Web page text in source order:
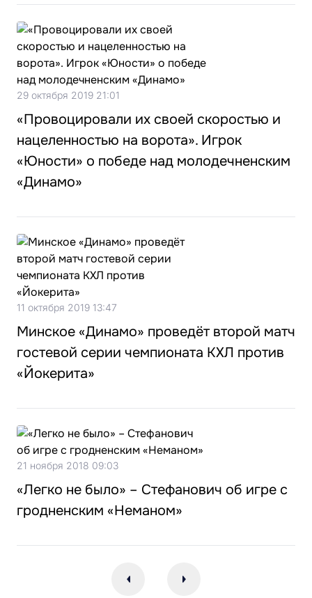
29 октября 2019 21:01
«Провоцировали их своей скоростью и
нацеленностью на ворота». Игрок
«Юности» о победе над молодечненским
«Динамо»
11 октября 2019 13:47
Минское «Динамо» проведёт второй матч
гостевой серии чемпионата КХЛ против
«Йокерита»
21 ноября 2018 09:03
«Легко не было» – Стефанович об игре с
гродненским «Неманом»